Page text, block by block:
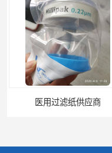
医用过滤纸供应商